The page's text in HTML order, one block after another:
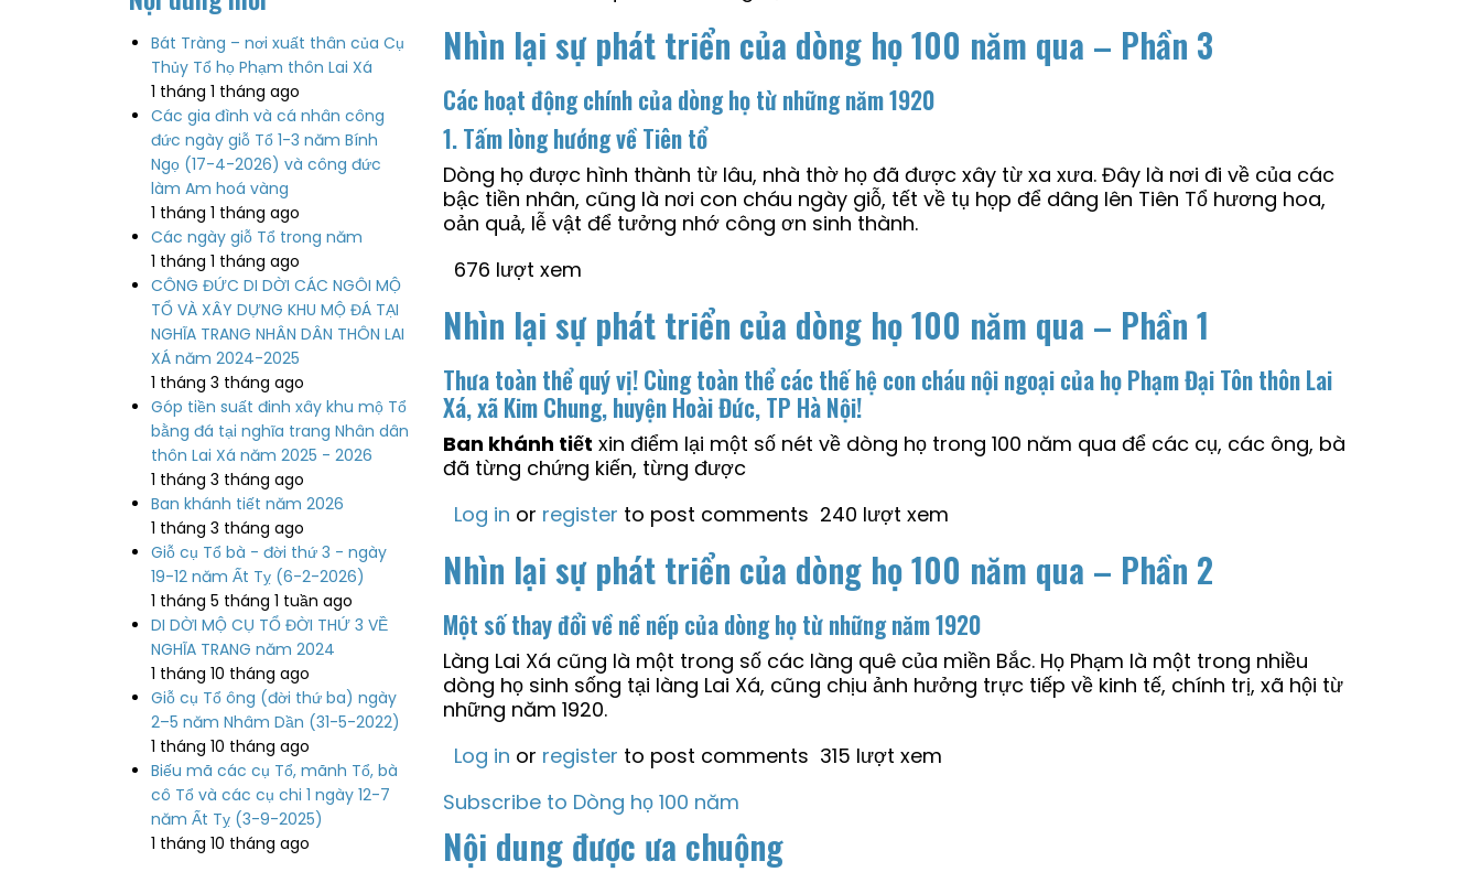
Bát Tràng – nơi xuất thân của Cụ
Thủy Tổ họ Phạm thôn Lai Xá
1 tháng 1 tháng ago
Các gia đình và cá nhân công
đức ngày giỗ Tổ 1-3 năm Bính
Ngọ (17-4-2026) và công đức
làm Am hoá vàng
1 tháng 1 tháng ago
Các ngày giỗ Tổ trong năm
1 tháng 1 tháng ago
CÔNG ĐỨC DI DỜI CÁC NGÔI MỘ
TỔ VÀ XÂY DỰNG KHU MỘ ĐÁ TẠI
NGHĨA TRANG NHÂN DÂN THÔN LAI
XÁ năm 2024-2025
1 tháng 3 tháng ago
Góp tiền suất đinh xây khu mộ Tổ
bằng đá tại nghĩa trang Nhân dân
thôn Lai Xá năm 2025 - 2026
1 tháng 3 tháng ago
Ban khánh tiết năm 2026
1 tháng 3 tháng ago
Giỗ cụ Tổ bà - đời thứ 3 - ngày
19-12 năm Ất Tỵ (6-2-2026)
1 tháng 5 tháng 1 tuần ago
DI DỜI MỘ CỤ TỔ ĐỜI THỨ 3 VỀ
NGHĨA TRANG năm 2024
1 tháng 10 tháng ago
Giỗ cụ Tổ ông (đời thứ ba) ngày
2–5 năm Nhâm Dần (31-5-2022)
1 tháng 10 tháng ago
Biếu mã các cụ Tổ, mãnh Tổ, bà
cô Tổ và các cụ chi 1 ngày 12-7
năm Ất Tỵ (3-9-2025)
1 tháng 10 tháng ago
Nhìn lại sự phát triển của dòng họ 100 năm qua – Phần 3
Các hoạt động chính của dòng họ từ những năm 1920
1. Tấm lòng hướng về Tiên tổ
Dòng họ được hình thành từ lâu, nhà thờ họ đã được xây từ xa xưa. Đây là nơi đi về của các
bậc tiền nhân, cũng là nơi con cháu ngày giỗ, tết về tụ họp để dâng lên Tiên Tổ hương hoa,
oản quả, lễ vật để tưởng nhớ công ơn sinh thành.
676 lượt xem
Nhìn lại sự phát triển của dòng họ 100 năm qua – Phần 1
Thưa toàn thể quý vị!Cùng toàn thể các thế hệ con cháu nội ngoại của họ Phạm Đại Tôn thôn Lai
Xá, xã Kim Chung, huyện Hoài Đức, TP Hà Nội!
Ban khánh tiết xin điểm lại một số nét về dòng họ trong 100 năm qua để các cụ, các ông, bà
đã từng chứng kiến, từng được
Log in or register to post comments 240 lượt xem
Nhìn lại sự phát triển của dòng họ 100 năm qua – Phần 2
Một số thay đổi về nề nếp của dòng họ từ những năm 1920
Làng Lai Xá cũng là một trong số các làng quê của miền Bắc. Họ Phạm là một trong nhiều
dòng họ sinh sống tại làng Lai Xá, cũng chịu ảnh hưởng trực tiếp về kinh tế, chính trị, xã hội từ
những năm 1920.
Log in or register to post comments 315 lượt xem
Subscribe to Dòng họ 100 năm
Nội dung được ưa chuộng